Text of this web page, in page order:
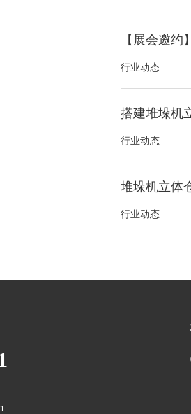
【展会邀约
暻物流科技
行业动态
搭建堆垛机
么好处？
行业动态
堆垛机立体
科技一站式
行业动态